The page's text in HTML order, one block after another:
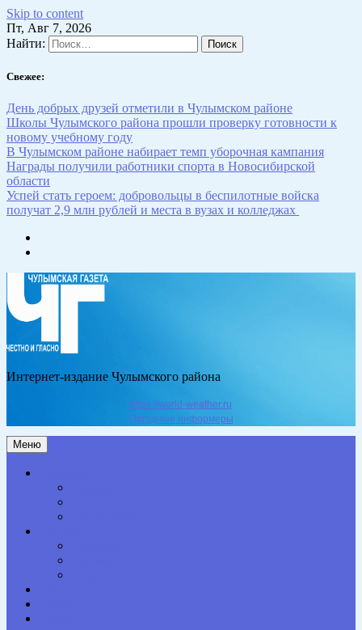
Skip to content
Пт, Авг 7, 2026
Найти:
Свежее:
День добрых друзей отметили в Чулымском районе
Школы Чулымского района прошли проверку готовности к
новому учебному году
В Чулымском районе набирает темп уборочная кампания
Награды получили работники спорта в Новосибирской
области
Успей стать героем: добровольцы в беспилотные войска
получат 2,9 млн рублей и места в вузах и колледжах
Интернет-издание Чулымского района
https://world-weather.ru
Погодные информеры
Меню